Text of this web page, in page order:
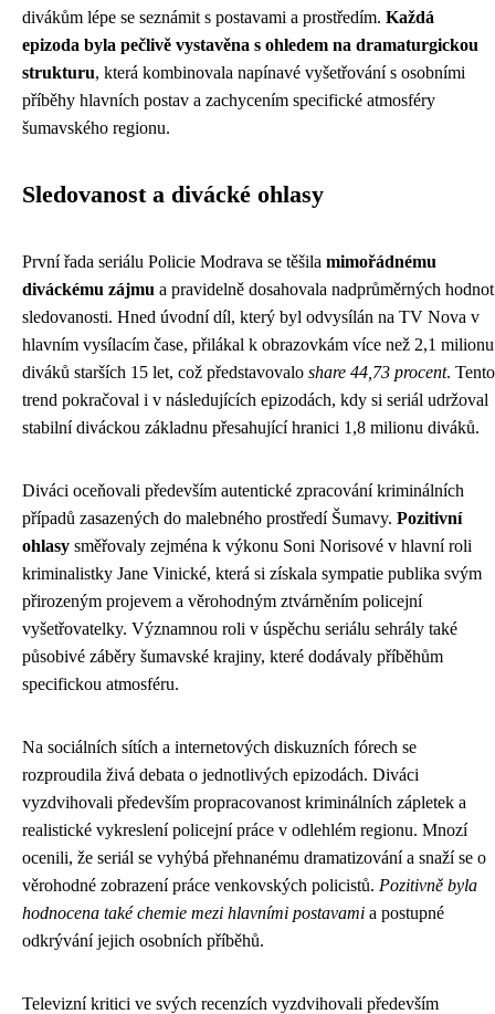
divákům lépe se seznámit s postavami a prostředím. Každá
epizoda byla pečlivě vystavěna s ohledem na dramaturgickou
strukturu, která kombinovala napínavé vyšetřování s osobními
příběhy hlavních postav a zachycením specifické atmosféry
šumavského regionu.
Sledovanost a divácké ohlasy
První řada seriálu Policie Modrava se těšila mimořádnému
diváckému zájmu a pravidelně dosahovala nadprůměrných hodnot
sledovanosti. Hned úvodní díl, který byl odvysílán na TV Nova v
hlavním vysílacím čase, přilákal k obrazovkám více než 2,1 milionu
diváků starších 15 let, což představovalo share 44,73 procent. Tento
trend pokračoval i v následujících epizodách, kdy si seriál udržoval
stabilní diváckou základnu přesahující hranici 1,8 milionu diváků.
Diváci oceňovali především autentické zpracování kriminálních
případů zasazených do malebného prostředí Šumavy. Pozitivní
ohlasy směřovaly zejména k výkonu Soni Norisové v hlavní roli
kriminalistky Jane Vinické, která si získala sympatie publika svým
přirozeným projevem a věrohodným ztvárněním policejní
vyšetřovatelky. Významnou roli v úspěchu seriálu sehrály také
působivé záběry šumavské krajiny, které dodávaly příběhům
specifickou atmosféru.
Na sociálních sítích a internetových diskuzních fórech se
rozproudila živá debata o jednotlivých epizodách. Diváci
vyzdvihovali především propracovanost kriminálních zápletek a
realistické vykreslení policejní práce v odlehlém regionu. Mnozí
ocenili, že seriál se vyhýbá přehnanému dramatizování a snaží se o
věrohodné zobrazení práce venkovských policistů. Pozitivně byla
hodnocena také chemie mezi hlavními postavami a postupné
odkrývání jejich osobních příběhů.
Televizní kritici ve svých recenzích vyzdvihovali především